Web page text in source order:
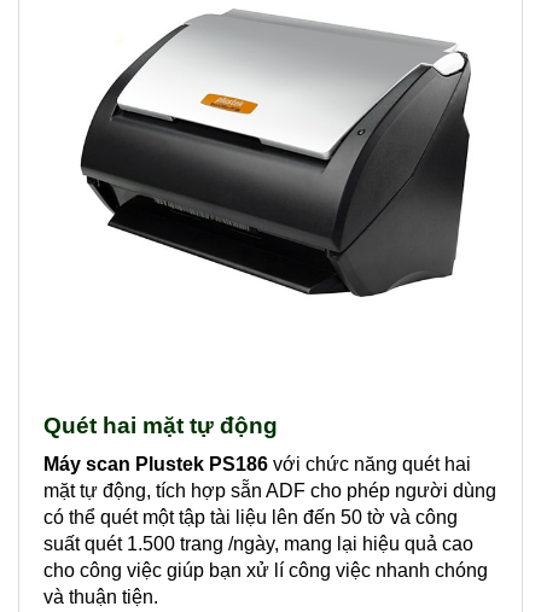
Quét hai mặt tự động
Máy scan Plustek PS186 với chức năng quét hai
mặt tự động, tích hợp sẵn ADF cho phép người dùng
có thể quét một tập tài liệu lên đến 50 tờ và công
suất quét 1.500 trang /ngày, mang lại hiệu quả cao
cho công việc giúp bạn xử lí công việc nhanh chóng
và thuận tiện.